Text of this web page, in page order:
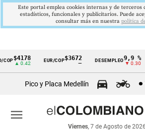
Cintillo
económicos
Colombia
$4178
▲ 0.42
EUR/COP$3672 DESEMPLEO 9,9 %
▼ 0.30
Pico y Placa Medellín
Viernes, 7 de Agosto de 2026
menu
Este portal emplea cookies internas y de terceros
estadísticos, funcionales y publicitarios. Puede
consultar más en nuestra politica